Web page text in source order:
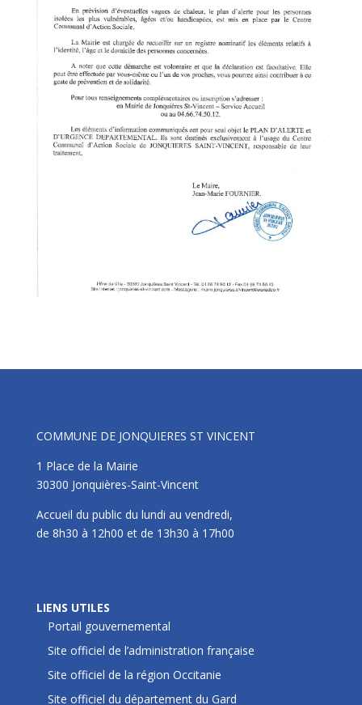
COMMUNE DE JONQUIERES ST VINCENT
1 Place de la Mairie
30300 Jonquières-Saint-Vincent
Accueil du public du lundi au vendredi,
de 8h30 à 12h00 et de 13h30 à 17h00
LIENS UTILES
Portail gouvernemental
Site officiel de l’administration française
Site officiel de la région Occitanie
Site officiel du département du Gard